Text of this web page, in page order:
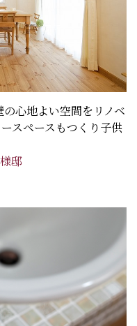
心地よい空間をリノベ
スペースもつくり子供
邸